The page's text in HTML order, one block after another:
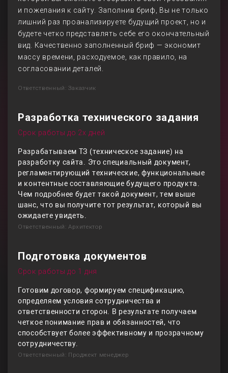
и пожелания к сайту. Заполнив бриф, Вы не только
лишний раз проанализируете будущий проект, но и
будете четко представлять себе его окончательный
вид. Качественно заполненный бриф — экономит
массу времени, расходуемое, как правило, на
согласовании деталей.
Ответственный: Заказчик
Разработка технического задания
Срок работы до 2х дней
Разрабатываем ТЗ (техническое задание) на
разработку сайта. Это специальный документ,
регламентирующий технические, функциональные
и контентные составляющие будущего продукта.
Чем подробнее будет такой документ, тем выше
шанс, что вы получите тот результат, который вы
ожидаете увидеть.
Ответственный: Архитектор
Подготовка документов
Срок работы до 1 дня
Готовим договор, формируем спецификацию,
определяем условия сотрудничества и
ответственности сторон. В результате получаем
четкое понимание прав и обязанностей, что
способствует более эффективному и прозрачному
сотрудничеству.
Ответственный: Проджект менеджер